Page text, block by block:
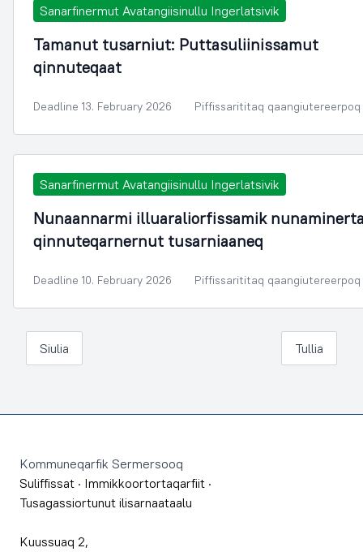
Sanarfinermut Avatangiisinullu Ingerlatsivik
Tamanut tusarniut: Puttasuliinissamut
qinnuteqaat
Deadline 13. February 2026 Piffissarititaq qaangiutereerpoq
Sanarfinermut Avatangiisinullu Ingerlatsivik
Nunaannarmi illuaraliorfissamik
qinnuteqarnernut tusarniaaneq
Deadline 10. February 2026 Piffissarititaq qaangiutereerpoq
Siulia Tullia
Kommuneqarfik Sermersooq
Suliffissat · Immikkoortortaqarfiit ·
Tusagassiortunut ilisarnaataalu
Kuussuaq 2,